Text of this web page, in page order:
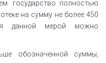
государство полностью
на сумму не более 450
данной мерой можно
обозначенной суммы,